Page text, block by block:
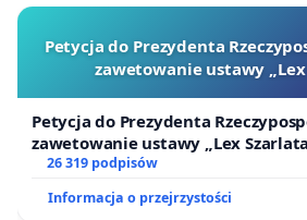
Petycja do Prezydenta
zawetowanie ustawy
Petycja do Prezydenta
zawetowanie ustawy „Lex
26 319 podpisów
Informacja o przejrzystości